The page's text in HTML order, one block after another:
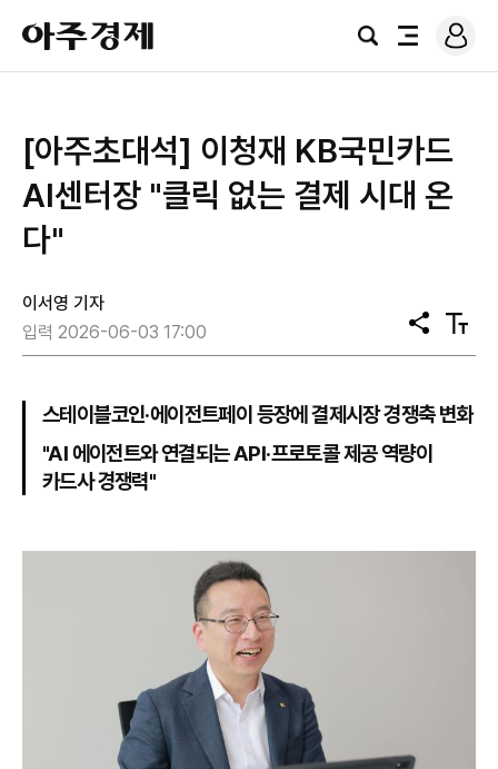
아
주
경
검
전
로
그
[아주초대석] 이청재 KB국민카드
AI센터장 "클릭 없는 결제 시대 온
다"
이서영 기자
입력 2026-06-03 17:00
공
유
텍
스
기
스테이블코인·에이전트페이 등장에 결제시장 경쟁축 변화
"AI 에이전트와 연결되는 API·프로토콜 제공 역량이
카드사 경쟁력"